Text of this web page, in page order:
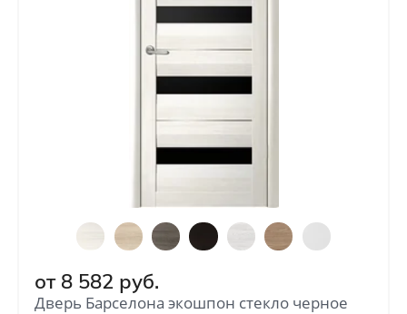
от 8 582 руб.
Дверь Барселона экошпон стекло черное